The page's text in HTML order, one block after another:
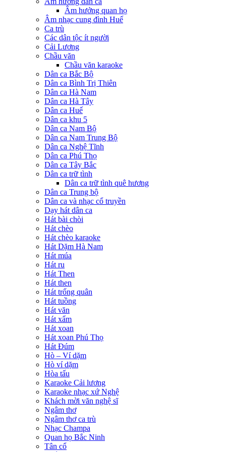
Âm hưởng quan họ
Âm nhạc cung đình Huế
Ca trù
Các dân tộc ít người
Cải Lương
Chầu văn
Chầu văn karaoke
Dân ca Bắc Bộ
Dân ca Bình Trị Thiên
Dân ca Hà Nam
Dân ca Hà Tây
Dân ca Huế
Dân ca khu 5
Dân ca Nam Bộ
Dân ca Nam Trung Bộ
Dân ca Nghệ Tĩnh
Dân ca Phú Thọ
Dân ca Tây Bắc
Dân ca trữ tình
Dân ca trữ tình quê hương
Dân ca Trung bộ
Dân ca và nhạc cổ truyền
Dạy hát dân ca
Hát bài chòi
Hát chèo
Hát chèo karaoke
Hát Dặm Hà Nam
Hát múa
Hát ru
Hát Then
Hát then
Hát trống quân
Hát tuồng
Hát văn
Hát xẩm
Hát xoan
Hát xoan Phú Thọ
Hát Đúm
Hò – Ví dặm
Hò ví dặm
Hòa tấu
Karaoke Cải lương
Karaoke nhạc xứ Nghệ
Khách mời văn nghệ sĩ
Ngâm thơ
Ngâm thơ ca trù
Nhạc Champa
Quan họ Bắc Ninh
Tân cổ